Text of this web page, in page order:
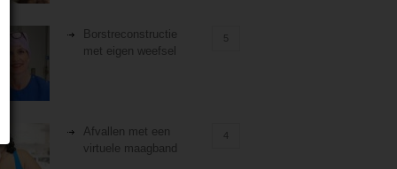
Borstreconstructie
met eigen weefsel
5
Afvallen met een
virtuele maagband
4